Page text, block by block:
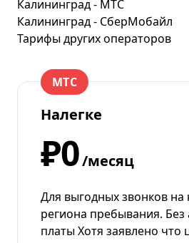
Калининград - МТС
Калининград - СберМобайл
Тарифы других операторов
МТС
Налегке
₽0/месяц
Для выгодных звонков
региона пребывания. Без
платы Хотя заявлено что